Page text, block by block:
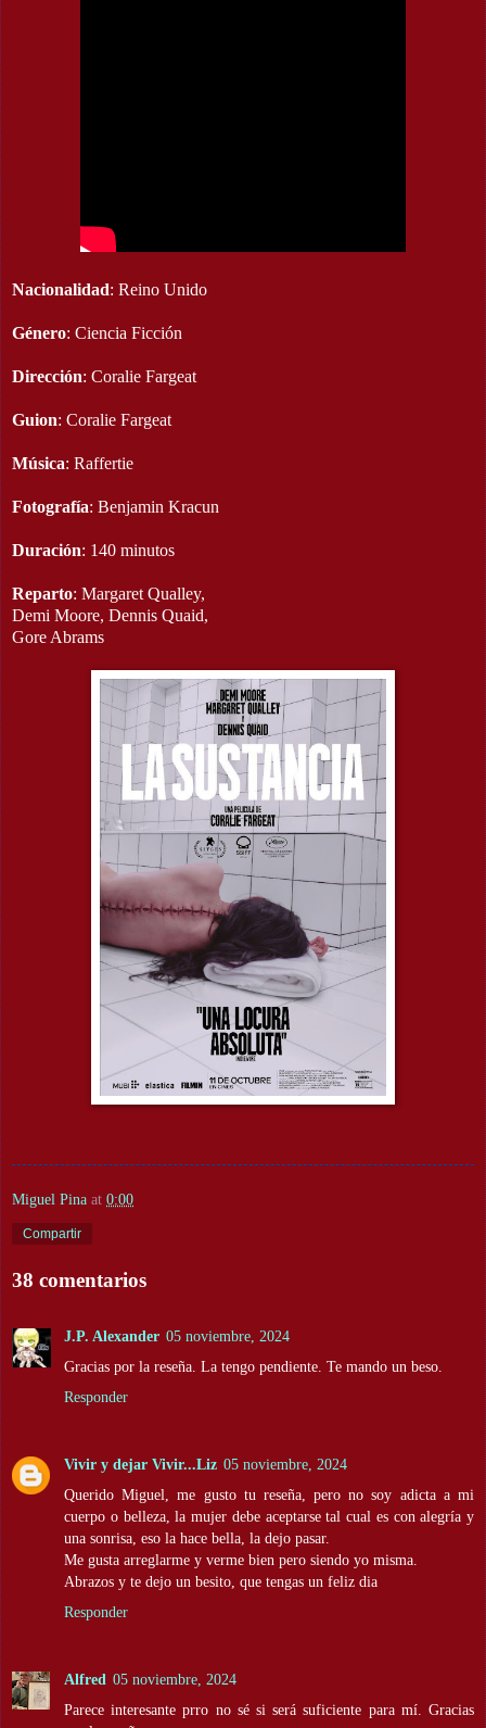
Nacionalidad: Reino Unido
Género: Ciencia Ficción
Dirección: Coralie Fargeat
Guion: Coralie Fargeat
Música: Raffertie
Fotografía: Benjamin Kracun
Duración: 140 minutos
Reparto: Margaret Qualley,
Demi Moore, Dennis Quaid,
Gore Abrams
Miguel Pina at 0:00
Compartir
38 comentarios
J.P. Alexander 05 noviembre, 2024
Gracias por la reseña. La tengo pendiente. Te mando un beso.
Responder
Vivir y dejar Vivir...Liz 05 noviembre, 2024
Querido Miguel, me gusto tu reseña, pero no soy adicta a mi
cuerpo o belleza, la mujer debe aceptarse tal cual es con alegría y
una sonrisa, eso la hace bella, la dejo pasar.
Me gusta arreglarme y verme bien pero siendo yo misma.
Abrazos y te dejo un besito, que tengas un feliz dia
Responder
Alfred 05 noviembre, 2024
Parece interesante prro no sé si será suficiente para mí. Gracias